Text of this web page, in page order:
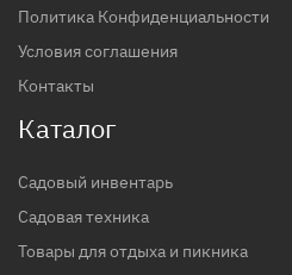
Политика Конфиденциальности
Условия соглашения
Контакты
Каталог
Садовый инвентарь
Садовая техника
Товары для отдыха и пикника